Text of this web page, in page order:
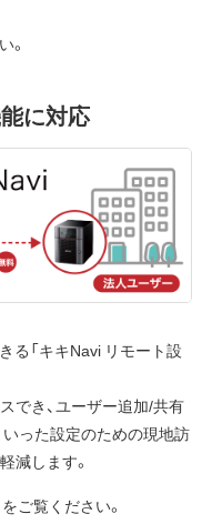
。
に対応
る「キキNavi リモート設
でき、ユーザー追加/共有
った設定のための現地訪
減します。
ご覧ください。